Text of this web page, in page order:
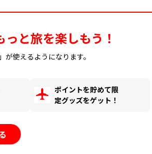
と旅を楽しもう！
使えるようになります。
ポイントを貯めて限
定グッズをゲット！